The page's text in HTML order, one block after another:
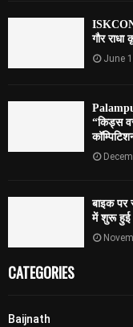
गौर
June
“किड्स
बाइक पर
में शुरू हुई
CATEGORIES
Baijnath